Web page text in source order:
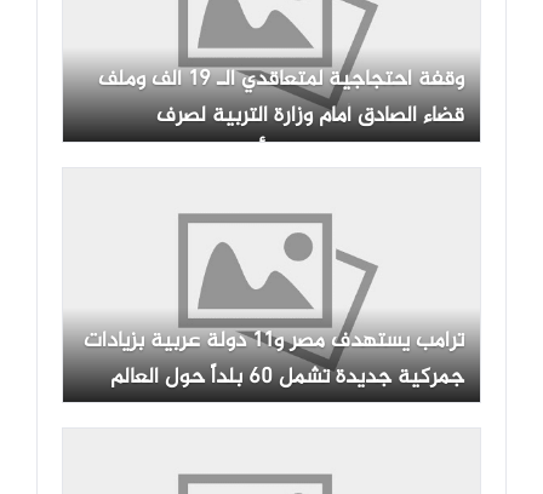
وقفة احتجاجية لمتعاقدي الـ 19 ألف وملف
قضاء الصادق أمام وزارة التربية لصرف
مستحقاتهم المالية المتأخرة
ترامب يستهدف مصر و11 دولة عربية بزيادات
جمركية جديدة تشمل 60 بلداً حول العالم